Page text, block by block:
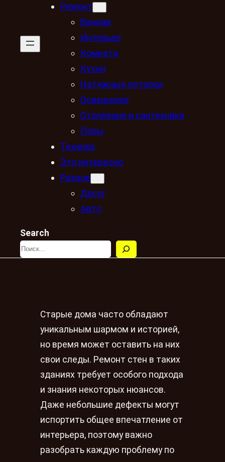
Ремонт
Ванная
Интерьер
Комната
Кухня
Натяжные потолки
Освещение
Отопление и сантехника
Полы
Техника
Это интересно
Разное
Досуг
Авто
Search
Старые дома часто обладают
уникальным шармом и историей,
но время может оставить на них
свои следы. Ремонт стен в таких
зданиях требует особого подхода
и знания некоторых нюансов.
Даже небольшие дефекты могут
испортить общее впечатление от
интерьера, поэтому важно
разобрать каждую проблему по